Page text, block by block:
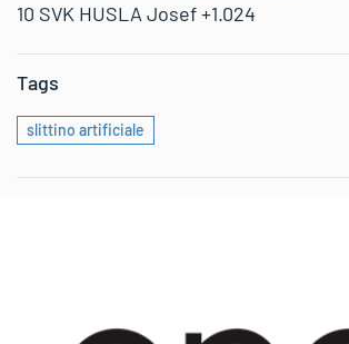
10 SVK HUSLA Josef +1.024
Tags
slittino artificiale